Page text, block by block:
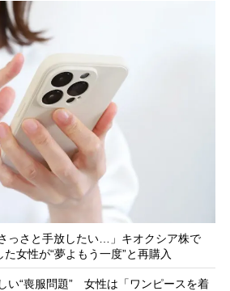
っさと手放したい…」キオクシア株で
女性が“夢よもう一度”と再購入
い“喪服問題” 女性は「ワンピースを着